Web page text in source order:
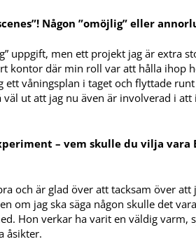
Någon ”omöjlig” eller
uppgift, men ett projekt jag är extra
kontor där min roll var att hålla ihop
ett våningsplan i taget och flyttade
väl ut att jag nu även är involverad i
– vem skulle du vilja vara
och är glad över att tacksam över
om jag ska säga någon skulle det
Hon verkar ha varit en väldig varm,
åsikter.